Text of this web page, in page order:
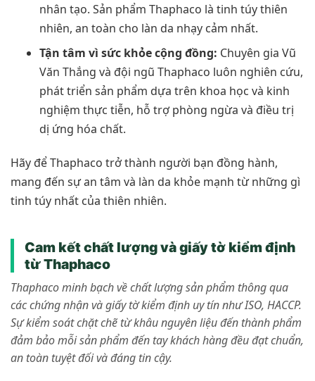
nhân tạo. Sản phẩm Thaphaco là tinh túy thiên
nhiên, an toàn cho làn da nhạy cảm nhất.
Tận tâm vì sức khỏe cộng đồng: Chuyên gia Vũ
Văn Thắng và đội ngũ Thaphaco luôn nghiên cứu,
phát triển sản phẩm dựa trên khoa học và kinh
nghiệm thực tiễn, hỗ trợ phòng ngừa và điều trị
dị ứng hóa chất.
Hãy để Thaphaco trở thành người bạn đồng hành,
mang đến sự an tâm và làn da khỏe mạnh từ những gì
tinh túy nhất của thiên nhiên.
Cam kết chất lượng và giấy tờ kiểm định
từ Thaphaco
Thaphaco minh bạch về chất lượng sản phẩm thông qua
các chứng nhận và giấy tờ kiểm định uy tín như ISO, HACCP.
Sự kiểm soát chặt chẽ từ khâu nguyên liệu đến thành phẩm
đảm bảo mỗi sản phẩm đến tay khách hàng đều đạt chuẩn,
an toàn tuyệt đối và đáng tin cậy.